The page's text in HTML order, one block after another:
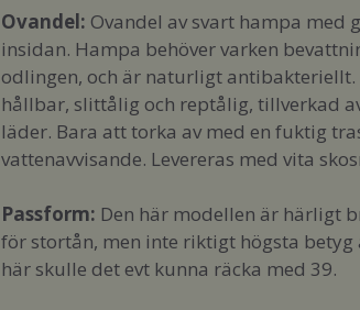
Ovandel: Ovandel av svart hampa med
insidan. Hampa behöver varken
odlingen, och är naturligt
hållbar, slittålig och reptålig, tillverkad
läder. Bara att torka av med en fuktig
vattenavvisande. Levereras med vita
Passform: Den här modellen är härligt
för stortån, men inte riktigt högsta
här skulle det evt kunna räcka med 39.